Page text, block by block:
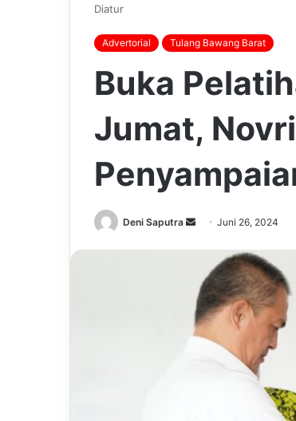
Diatur
Advertorial Tulang Bawang Barat
Buka
Jumat,
Deni Saputra
SendJuni 26, 2024